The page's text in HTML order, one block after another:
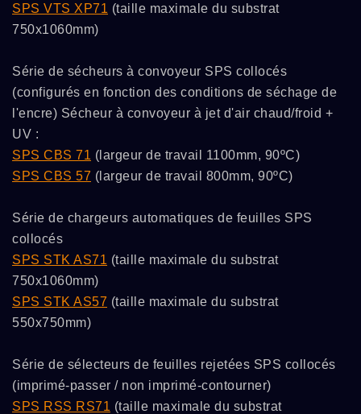
SPS VTS XP71 (taille maximale du substrat
750x1060mm)
Série de sécheurs à convoyeur SPS collocés
(configurés en fonction des conditions de séchage de
l'encre) Sécheur à convoyeur à jet d'air chaud/froid +
UV :
SPS CBS 71 (largeur de travail 1100mm, 90ºC)
SPS CBS 57 (largeur de travail 800mm, 90ºC)
Série de chargeurs automatiques de feuilles SPS
collocés
SPS STK AS71 (taille maximale du substrat
750x1060mm)
SPS STK AS57 (taille maximale du substrat
550x750mm)
Série de sélecteurs de feuilles rejetées SPS collocés
(imprimé-passer / non imprimé-contourner)
SPS RSS RS71 (taille maximale du substrat